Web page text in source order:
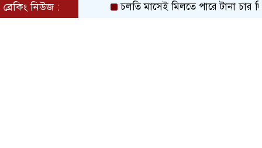
ব্রেকিং নিউজ : চলতি মাসেই মিলতে পারে টানা চার